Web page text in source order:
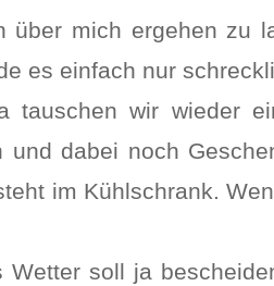
über mich ergehen zu
es einfach nur
tauschen wir wieder
dabei noch
im Kühlschrank.
soll ja